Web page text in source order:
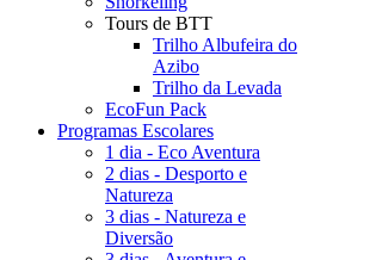
Tours de BTT
Trilho Albufeira do
Azibo
Trilho da Levada
EcoFun Pack
Programas Escolares
1 dia - Eco Aventura
2 dias - Desporto e
Natureza
3 dias - Natureza e
Diversão